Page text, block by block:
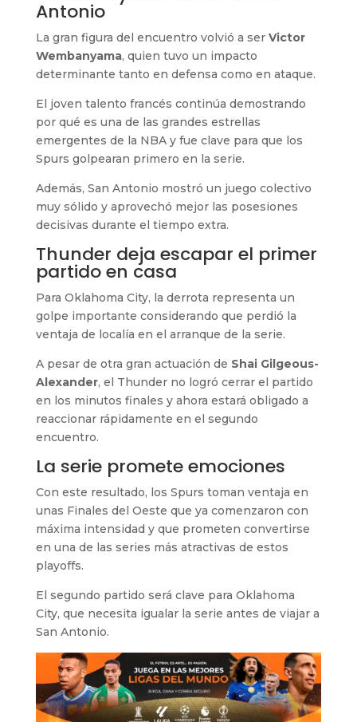
Antonio
La gran figura del encuentro volvió a ser Victor
Wembanyama, quien tuvo un impacto
determinante tanto en defensa como en ataque.
El joven talento francés continúa demostrando
por qué es una de las grandes estrellas
emergentes de la NBA y fue clave para que los
Spurs golpearan primero en la serie.
Además, San Antonio mostró un juego colectivo
muy sólido y aprovechó mejor las posesiones
decisivas durante el tiempo extra.
Thunder deja escapar el primer
partido en casa
Para Oklahoma City, la derrota representa un
golpe importante considerando que perdió la
ventaja de localía en el arranque de la serie.
A pesar de otra gran actuación de Shai Gilgeous-
Alexander, el Thunder no logró cerrar el partido
en los minutos finales y ahora estará obligado a
reaccionar rápidamente en el segundo
encuentro.
La serie promete emociones
Con este resultado, los Spurs toman ventaja en
unas Finales del Oeste que ya comenzaron con
máxima intensidad y que prometen convertirse
en una de las series más atractivas de estos
playoffs.
El segundo partido será clave para Oklahoma
City, que necesita igualar la serie antes de viajar a
San Antonio.